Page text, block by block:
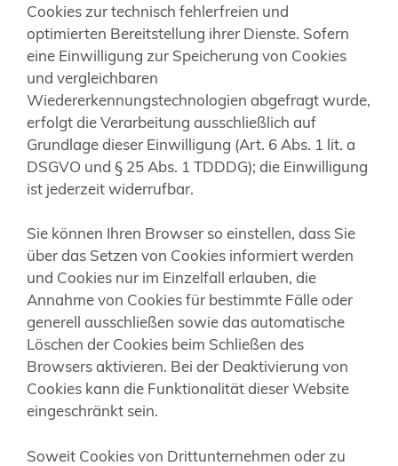
Cookies zur technisch fehlerfreien und
optimierten Bereitstellung ihrer Dienste. Sofern
eine Einwilligung zur Speicherung von Cookies
und vergleichbaren
Wiedererkennungstechnologien abgefragt wurde,
erfolgt die Verarbeitung ausschließlich auf
Grundlage dieser Einwilligung (Art. 6 Abs. 1 lit. a
DSGVO und § 25 Abs. 1 TDDDG); die Einwilligung
ist jederzeit widerrufbar.
Sie können Ihren Browser so einstellen, dass Sie
über das Setzen von Cookies informiert werden
und Cookies nur im Einzelfall erlauben, die
Annahme von Cookies für bestimmte Fälle oder
generell ausschließen sowie das automatische
Löschen der Cookies beim Schließen des
Browsers aktivieren. Bei der Deaktivierung von
Cookies kann die Funktionalität dieser Website
eingeschränkt sein.
Soweit Cookies von Drittunternehmen oder zu